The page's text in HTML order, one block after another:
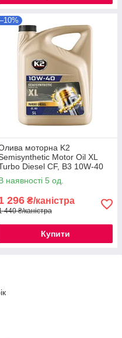
–10%
моторна K2
Motor Oil XL
Diesel CF, B3 10W-40
(O2055E)
наявності 5 од.
296 ₴/каністра
440 ₴/каністра
Купити